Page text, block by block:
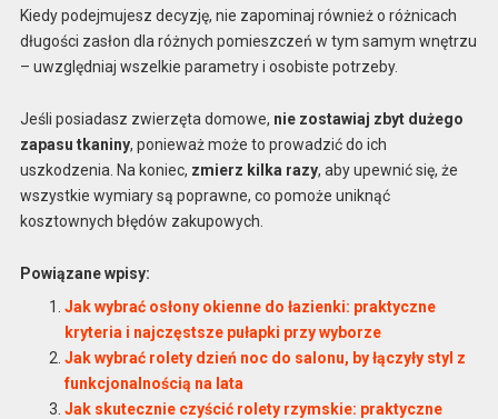
Kiedy podejmujesz decyzję, nie zapominaj również o różnicach
długości zasłon dla różnych pomieszczeń w tym samym wnętrzu
– uwzględniaj wszelkie parametry i osobiste potrzeby.
Jeśli posiadasz zwierzęta domowe, nie zostawiaj zbyt dużego
zapasu tkaniny, ponieważ może to prowadzić do ich
uszkodzenia. Na koniec, zmierz kilka razy, aby upewnić się, że
wszystkie wymiary są poprawne, co pomoże uniknąć
kosztownych błędów zakupowych.
Powiązane wpisy:
Jak wybrać osłony okienne do łazienki: praktyczne
kryteria i najczęstsze pułapki przy wyborze
Jak wybrać rolety dzień noc do salonu, by łączyły styl z
funkcjonalnością na lata
Jak skutecznie czyścić rolety rzymskie: praktyczne